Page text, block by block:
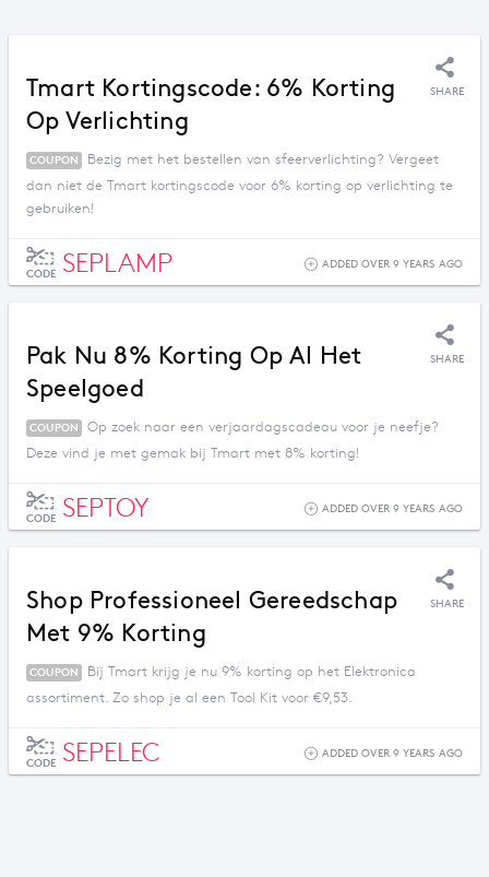
Tmart Kortingscode: 6% Korting
Op Verlichting
SHARE
COUPON
Bezig met het bestellen van sfeerverlichting? Vergeet
dan niet de Tmart kortingscode voor 6% korting op verlichting te
gebruiken!
CODE SEPLAMP ADDED OVER 9 YEARS AGO
Pak Nu 8% Korting Op Al Het
Speelgoed
SHARE
COUPON
Op zoek naar een verjaardagscadeau voor je neefje?
Deze vind je met gemak bij Tmart met 8% korting!
CODE SEPTOY ADDED OVER 9 YEARS AGO
Shop Professioneel Gereedschap
Met 9% Korting
SHARE
COUPON
Bij Tmart krijg je nu 9% korting op het Elektronica
assortiment. Zo shop je al een Tool Kit voor €9,53.
CODE SEPELEC ADDED OVER 9 YEARS AGO